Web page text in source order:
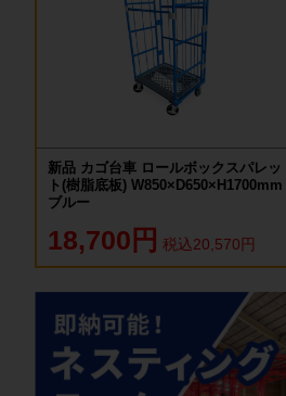
新品 カゴ台車 ロールボックスパレッ
ト(樹脂底板) W850×D650×H1700mm
ブルー
18,700円 税込20,570円